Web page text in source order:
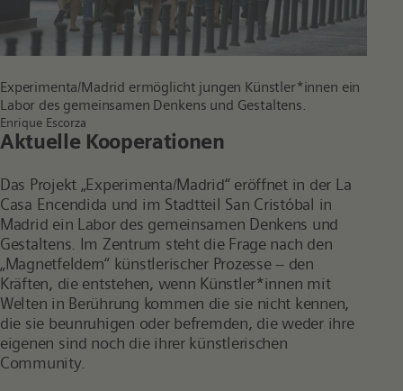
Experimenta/Madrid ermöglicht jungen Künstler*innen ein
Labor des gemeinsamen Denkens und Gestaltens.
Enrique Escorza
Aktuelle Kooperationen
Das Projekt „Experimenta/Madrid“ eröffnet in der La
Casa Encendida und im Stadtteil San Cristóbal in
Madrid ein Labor des gemeinsamen Denkens und
Gestaltens. Im Zentrum steht die Frage nach den
„Magnetfeldern“ künstlerischer Prozesse – den
Kräften, die entstehen, wenn Künstler*innen mit
Welten in Berührung kommen die sie nicht kennen,
die sie beunruhigen oder befremden, die weder ihre
eigenen sind noch die ihrer künstlerischen
Community.